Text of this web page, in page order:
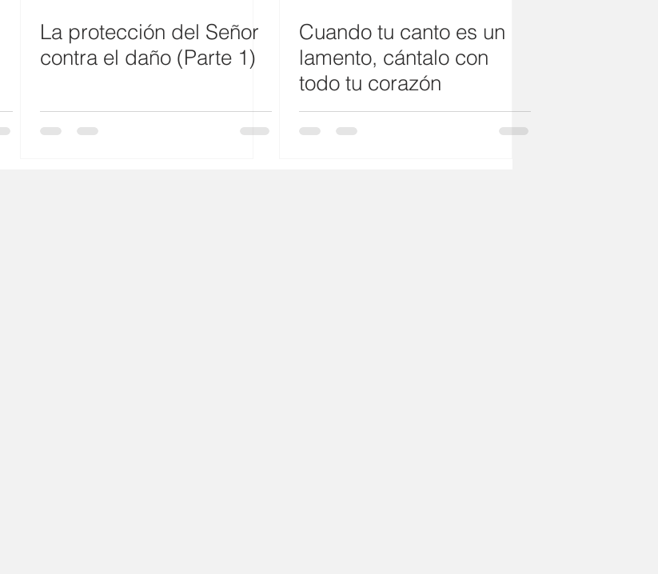
La protección del Señor
contra el daño (Parte 1)
Cuando tu canto es un
lamento, cántalo con
todo tu corazón